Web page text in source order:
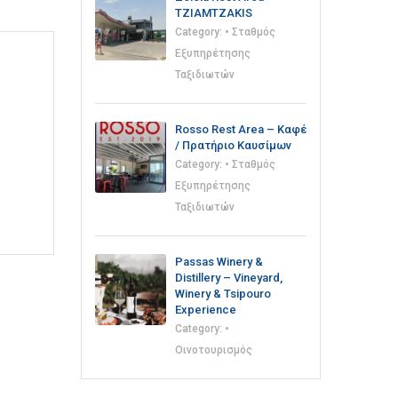
TZIAMTZAKIS
Category: • Σταθμός
Εξυπηρέτησης
Ταξιδιωτών
Rosso Rest Area – Καφέ
/ Πρατήριο Καυσίμων
Category: • Σταθμός
Εξυπηρέτησης
Ταξιδιωτών
Passas Winery &
Distillery – Vineyard,
Winery & Tsipouro
Experience
Category: •
Οινοτουρισμός